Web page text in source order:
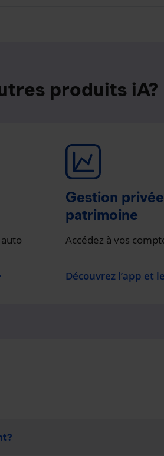
produits iA?
Gestion
patrimoine
Accédez à vos
Découvrez l’app et